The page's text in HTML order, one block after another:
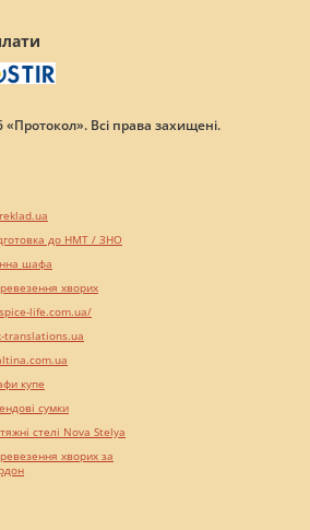
Всі права захищені.
до НМТ / ЗНО
шафа
хворих
life.com.ua/
translations.ua
купе
сумки
стелі Nova Stelya
хворих за